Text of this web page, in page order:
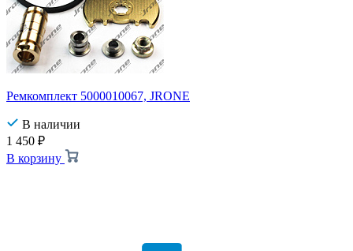
Ремкомплект 5000010067, JRONE
В наличии
1 450 ₽
В корзину